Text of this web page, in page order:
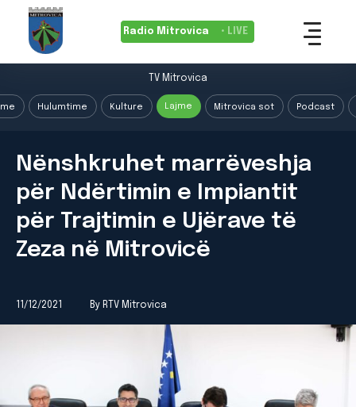
Radio Mitrovica • LIVE
TV Mitrovica
Hulumtime Kulture Lajme Mitrovica sot Podcast
Nënshkruhet marrëveshja
për Ndërtimin e Impiantit
për Trajtimin e Ujërave të
Zeza në Mitrovicë
11/12/2021 By RTV Mitrovica